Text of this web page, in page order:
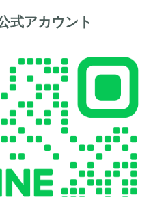
式アカウント